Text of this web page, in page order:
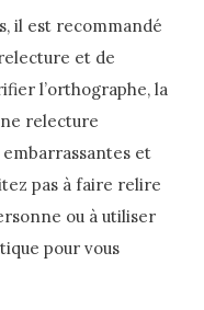
il est recommandé
et de
l’orthographe, la
relecture
et
pas à faire relire
ou à utiliser
pour vous